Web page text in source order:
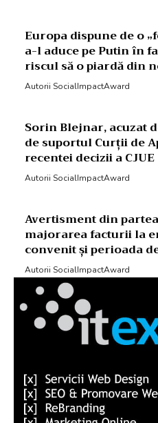
Europa dispune de o
a-l aduce pe Putin în
riscul să o piardă din
Autorii SocialImpactAward
Sorin Blejnar, acuzat
de suportul Curții de
recentei decizii a CJUE
Autorii SocialImpactAward
Avertisment din
majorarea facturii la
convenit și perioada
Autorii SocialImpactAward